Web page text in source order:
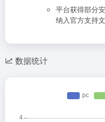
平台获得部分
纳入官方支持
数据统计